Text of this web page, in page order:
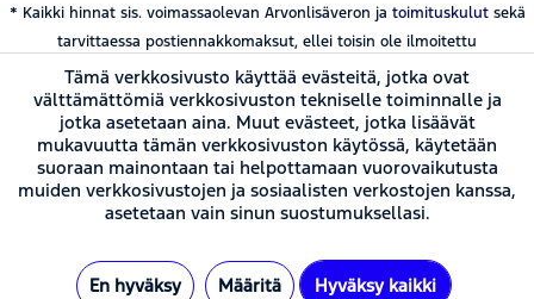
* Kaikki hinnat sis. voimassaolevan Arvonlisäveron ja toimituskulutsekä
tarvittaessa postiennakkomaksut, ellei toisin ole ilmoitettu
Tämä verkkosivusto käyttää evästeitä, jotka ovat
välttämättömiä verkkosivuston tekniselle toiminnalle ja
jotka asetetaan aina. Muut evästeet, jotka lisäävät
mukavuutta tämän verkkosivuston käytössä, käytetään
suoraan mainontaan tai helpottamaan vuorovaikutusta
muiden verkkosivustojen ja sosiaalisten verkostojen kanssa,
asetetaan vain sinun suostumuksellasi.
En hyväksy Määritä Hyväksy kaikki